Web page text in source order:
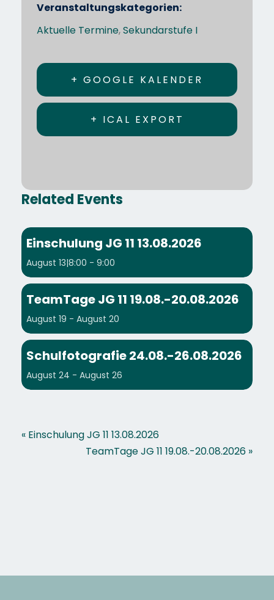
Veranstaltungskategorien:
Aktuelle Termine,Sekundarstufe I
+ GOOGLE KALENDER
+ ICAL EXPORT
Related Events
Einschulung JG 11 13.08.2026
August 13|8:00 - 9:00
TeamTage JG 11 19.08.-20.08.2026
August 19 - August 20
Schulfotografie 24.08.-26.08.2026
August 24 - August 26
« Einschulung JG 11 13.08.2026
TeamTage JG 11 19.08.-20.08.2026 »